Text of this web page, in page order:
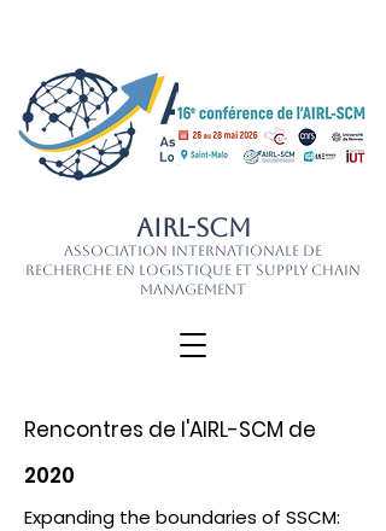
AIRL-SCM
Association Internationale de
Recherche en Logistique et Supply Chain
Management
Rencontres de l'AIRL-SCM de
2020
Expanding the boundaries of SSCM: